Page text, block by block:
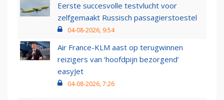
Eerste succesvolle testvlucht voor
zelfgemaakt Russisch passagierstoestel
04-08-2026, 9:54
Air France-KLM aast op terugwinnen
reizigers van ‘hoofdpijn bezorgend’
easyJet
04-08-2026, 7:26